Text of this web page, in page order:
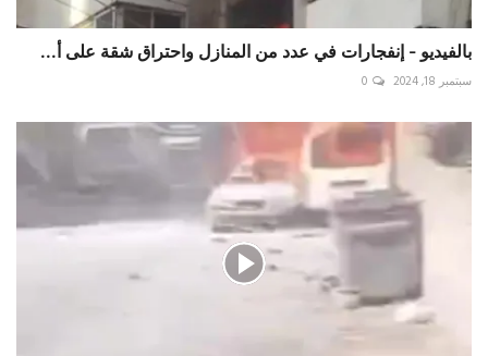
بالفيديو - إنفجارات في عدد من المنازل واحتراق شقة على أ...
سبتمبر 18, 2024 0